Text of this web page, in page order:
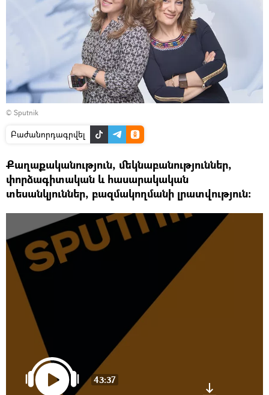
© Sputnik
Բաժանորդագրվել
Քաղաքականություն, մեկնաբանություններ,
փորձագիտական և հասարակական
տեսանկյուններ, բազմակողմանի լրատվություն:
43:37